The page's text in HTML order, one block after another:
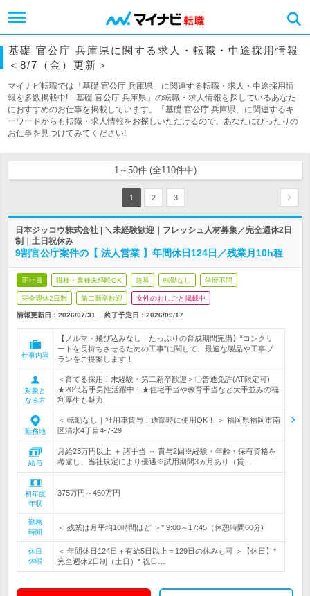
基礎 官公庁 兵庫県に関する求人・転職・中途採用情報
＜8/7（金）更新＞
マイナビ転職では「基礎 官公庁 兵庫県」に関連する転職・求人・中途採用情
報を多数掲載中!「基礎 官公庁 兵庫県」の転職・求人情報を探しているあなた
におすすめのお仕事を掲載しています。「基礎 官公庁 兵庫県」に関連するキ
ーワードからも転職・求人情報をお探しいただけるので、あなたにぴったりの
お仕事を見つけてみてください!
1～50件 (全110件中)
1 2 3
日本ジッコウ株式会社 | ＼未経験歓迎｜フレッシュ人材募集／完全週休2日
制｜土日祝休み
9割官公庁案件の【 法人営業 】年間休日124日／残業月10h程
正社員 職種・業種未経験OK 急募 転勤なし 学歴不問
完全週休2日制 第二新卒歓迎 女性のおしごと掲載中
情報更新日：2026/07/31 終了予定日： 2026/09/17
仕事内容
【ノルマ・飛び込みなし｜たっぷりの育成期間完備】“コンクリ
ートを長持ちさせるための工事”に関して、最適な製品や工事プ
ランをご提案します！
対象と
なる方
＜育てる採用！未経験・第二新卒歓迎＞〇普通免許(AT限定可)
★20代若手男性活躍中！★住宅手当や教育手当など大手並みの福
利厚生も魅力
勤務地
＜ 転勤なし｜社用車貸与！通勤時に使用OK！ ＞ 福岡県福岡市南
区清水4丁目4-7-29
給与
月給23万円以上 ＋ 諸手当 ＋ 賞与2回※経験・年齢・保有資格を
考慮し、当社規定により優遇※試用期間3ヵ月あり（賃…
初年度
年収
375万円～450万円
勤務
時間
＜ 残業は月平均10時間ほど ＞* 9:00～17:45（休憩時間60分)
休日
休暇
＜ 年間休日124日＋有給5日以上＝129日の休みも可 ＞【休日】*
完全週休2日制（土日）* 祝日…